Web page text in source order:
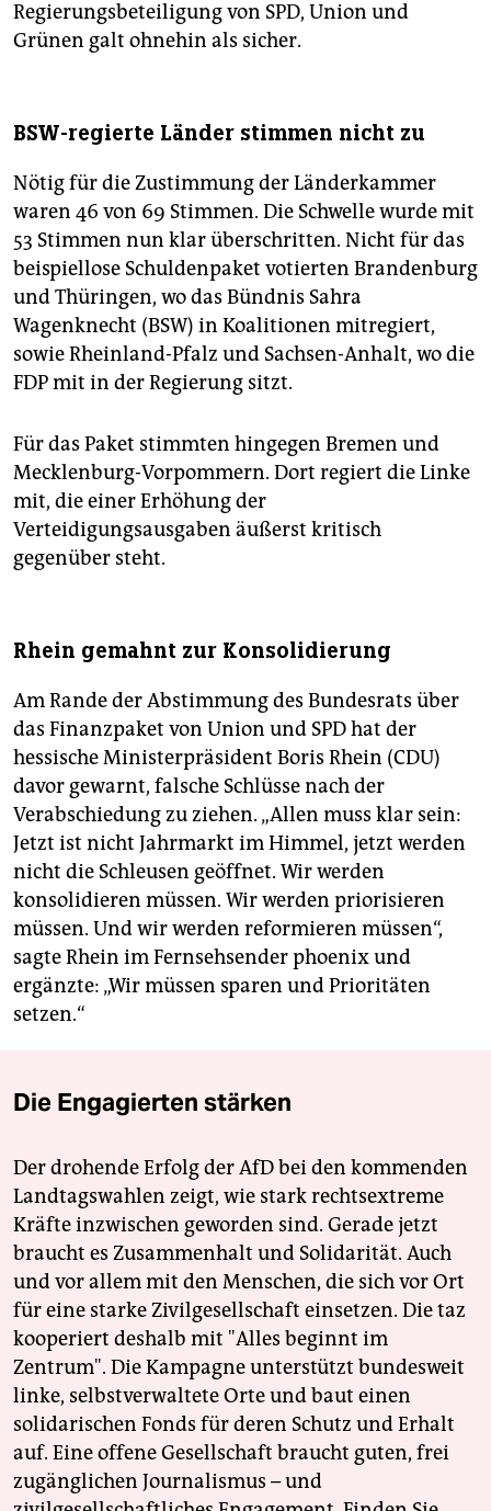
Regierungsbeteiligung von SPD, Union und
Grünen galt ohnehin als sicher.
BSW-regierte Länder stimmen nicht zu
Nötig für die Zustimmung der Länderkammer
waren 46 von 69 Stimmen. Die Schwelle wurde mit
53 Stimmen nun klar überschritten. Nicht für das
beispiellose Schuldenpaket votierten Brandenburg
und Thüringen, wo das Bündnis Sahra
Wagenknecht (BSW) in Koalitionen mitregiert,
sowie Rheinland-Pfalz und Sachsen-Anhalt, wo die
FDP mit in der Regierung sitzt.
Für das Paket stimmten hingegen Bremen und
Mecklenburg-Vorpommern. Dort regiert die Linke
mit, die einer Erhöhung der
Verteidigungsausgaben äußerst kritisch
gegenüber steht.
Rhein gemahnt zur Konsolidierung
Am Rande der Abstimmung des Bundesrats über
das Finanzpaket von Union und SPD hat der
hessische Ministerpräsident Boris Rhein (CDU)
davor gewarnt, falsche Schlüsse nach der
Verabschiedung zu ziehen. „Allen muss klar sein:
Jetzt ist nicht Jahrmarkt im Himmel, jetzt werden
nicht die Schleusen geöffnet. Wir werden
konsolidieren müssen. Wir werden priorisieren
müssen. Und wir werden reformieren müssen“,
sagte Rhein im Fernsehsender phoenix und
ergänzte: „Wir müssen sparen und Prioritäten
setzen.“
Die Engagierten stärken
Der drohende Erfolg der AfD bei den kommenden
Landtagswahlen zeigt, wie stark rechtsextreme
Kräfte inzwischen geworden sind. Gerade jetzt
braucht es Zusammenhalt und Solidarität. Auch
und vor allem mit den Menschen, die sich vor Ort
für eine starke Zivilgesellschaft einsetzen. Die taz
kooperiert deshalb mit "Alles beginnt im
Zentrum". Die Kampagne unterstützt bundesweit
linke, selbstverwaltete Orte und baut einen
solidarischen Fonds für deren Schutz und Erhalt
auf. Eine offene Gesellschaft braucht guten, frei
zugänglichen Journalismus – und